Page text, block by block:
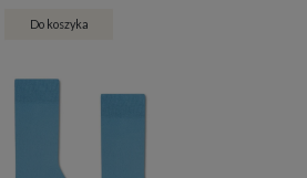
Do koszyka